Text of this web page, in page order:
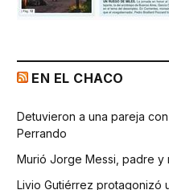
EN EL CHACO
Detuvieron a una pareja
Perrando
Murió Jorge Messi, padre y
Livio Gutiérrez protagonizó